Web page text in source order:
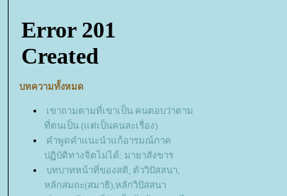
บทความทั้งหมด
เขาถามตามที่เขาเป็น คนตอบว่าตาม
ที่ตนเป็น (แต่เป็นคนละเรื่อง)
คำพูดคำแนะนำแก้อารมณ์ภาค
ปฏิบัติทางจิตไม่ได้: มายาสังขาร
บทบาทหน้าที่ของสติ, ตัววิปัสสนา,
หลักสมถะ(สมาธิ),หลักวิปัสสนา